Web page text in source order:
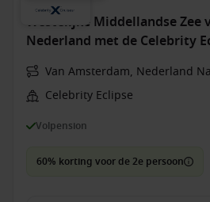
Westelijke Middellandse Zee
Nederland met de Celebrity
Van Amsterdam, Nederland
Celebrity Eclipse
Volpension
60% korting voor de 2e persoon